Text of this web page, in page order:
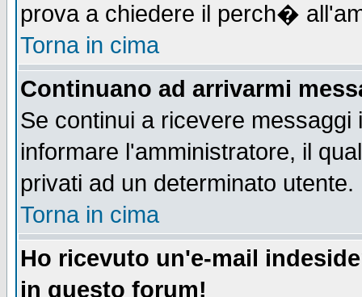
prova a chiedere il perch�
Torna in cima
Continuano ad arrivarmi
Se continui a ricevere
informare l'amministratore, il
privati ad un determinato utente.
Torna in cima
Ho ricevuto un'e-mail
in questo forum!